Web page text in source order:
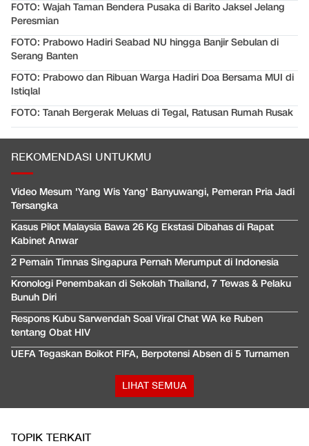
FOTO: Wajah Taman Bendera Pusaka di Barito Jaksel Jelang
Peresmian
FOTO: Prabowo Hadiri Seabad NU hingga Banjir Sebulan di
Serang Banten
FOTO: Prabowo dan Ribuan Warga Hadiri Doa Bersama MUI di
Istiqlal
FOTO: Tanah Bergerak Meluas di Tegal, Ratusan Rumah Rusak
REKOMENDASI UNTUKMU
Video Mesum 'Yang Wis Yang' Banyuwangi, Pemeran Pria Jadi
Tersangka
Kasus Pilot Malaysia Bawa 26 Kg Ekstasi Dibahas di Rapat
Kabinet Anwar
2 Pemain Timnas Singapura Pernah Merumput di Indonesia
Kronologi Penembakan di Sekolah Thailand, 7 Tewas & Pelaku
Bunuh Diri
Respons Kubu Sarwendah Soal Viral Chat WA ke Ruben
tentang Obat HIV
UEFA Tegaskan Boikot FIFA, Berpotensi Absen di 5 Turnamen
LIHAT SEMUA
TOPIK TERKAIT